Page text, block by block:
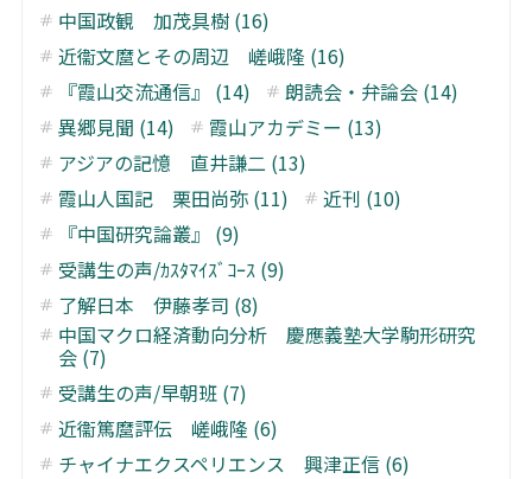
中国政観 加茂具樹 (16)
近衞文麿とその周辺 嵯峨隆 (16)
『霞山交流通信』 (14)
朗読会・弁論会 (14)
異郷見聞 (14)
霞山アカデミー (13)
アジアの記憶 直井謙二 (13)
霞山人国記 栗田尚弥 (11)
近刊 (10)
『中国研究論叢』 (9)
受講生の声/ｶｽﾀﾏｲｽﾞｺｰｽ (9)
了解日本 伊藤孝司 (8)
中国マクロ経済動向分析 慶應義塾大学駒形研究
会 (7)
受講生の声/早朝班 (7)
近衞篤麿評伝 嵯峨隆 (6)
チャイナエクスペリエンス 興津正信 (6)